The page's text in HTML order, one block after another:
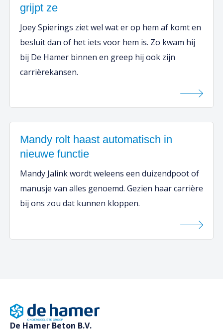
grijpt ze
Joey Spierings ziet wel wat er op hem af komt en
besluit dan of het iets voor hem is. Zo kwam hij
bij De Hamer binnen en greep hij ook zijn
carrièrekansen.
Mandy rolt haast automatisch in
nieuwe functie
Mandy Jalink wordt weleens een duizendpoot of
manusje van alles genoemd. Gezien haar carrière
bij ons zou dat kunnen kloppen.
De Hamer Beton B.V.